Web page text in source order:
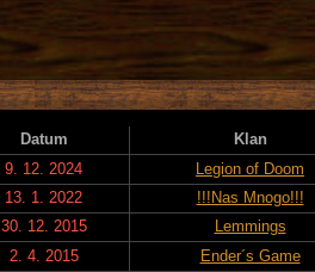
Datum
Klan
9. 12. 2024
Legion of Doom
13. 1. 2022
!!!Nas Mnogo!!!
30. 12. 2015
Lemmings
2. 4. 2015
Ender´s Game